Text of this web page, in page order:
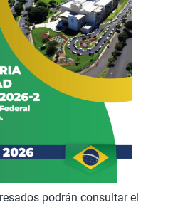
podrán consultar el